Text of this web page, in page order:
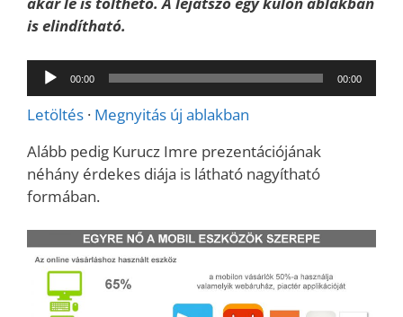
is elindítható.
Audió
lejátszó
00:00 00:00
Letöltés · Megnyitás új ablakban
Alább pedig Kurucz Imre prezentációjának
néhány érdekes diája is látható nagyítható
formában.